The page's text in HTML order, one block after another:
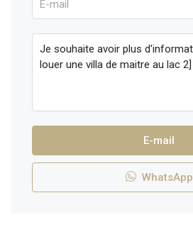
E-mail
WhatsApp